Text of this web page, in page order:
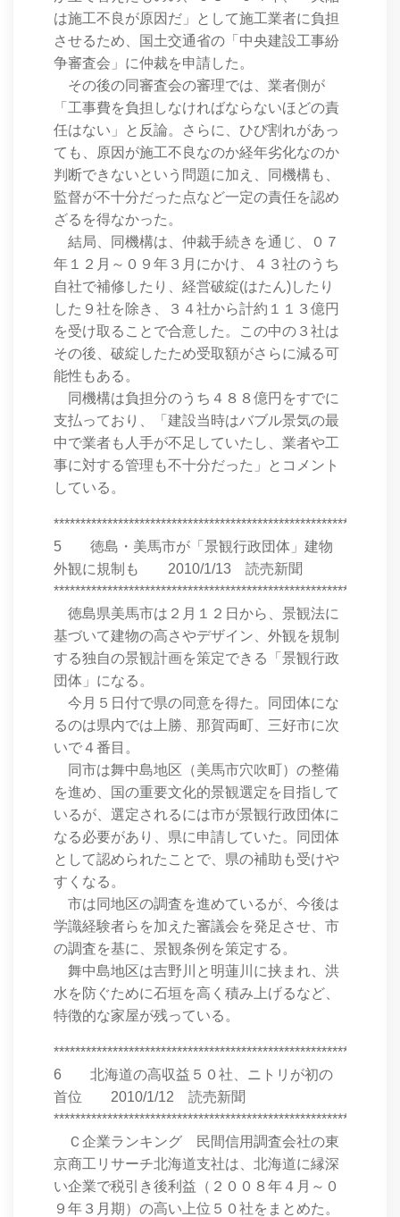
は施工不良が原因だ」として施工業者に負担
させるため、国土交通省の「中央建設工事紛
争審査会」に仲裁を申請した。
その後の同審査会の審理では、業者側が
「工事費を負担しなければならないほどの責
任はない」と反論。さらに、ひび割れがあっ
ても、原因が施工不良なのか経年劣化なのか
判断できないという問題に加え、同機構も、
監督が不十分だった点など一定の責任を認め
ざるを得なかった。
結局、同機構は、仲裁手続きを通じ、０７
年１２月～０９年３月にかけ、４３社のうち
自社で補修したり、経営破綻(はたん)したり
した９社を除き、３４社から計約１１３億円
を受け取ることで合意した。この中の３社は
その後、破綻したため受取額がさらに減る可
能性もある。
同機構は負担分のうち４８８億円をすでに
支払っており、「建設当時はバブル景気の最
中で業者も人手が不足していたし、業者や工
事に対する管理も不十分だった」とコメント
している。
5 徳島・美馬市が「景観行政団体」建物
外観に規制も 2010/1/13 読売新聞
徳島県美馬市は２月１２日から、景観法に
基づいて建物の高さやデザイン、外観を規制
する独自の景観計画を策定できる「景観行政
団体」になる。
今月５日付で県の同意を得た。同団体にな
るのは県内では上勝、那賀両町、三好市に次
いで４番目。
同市は舞中島地区（美馬市穴吹町）の整備
を進め、国の重要文化的景観選定を目指して
いるが、選定されるには市が景観行政団体に
なる必要があり、県に申請していた。同団体
として認められたことで、県の補助も受けや
すくなる。
市は同地区の調査を進めているが、今後は
学識経験者らを加えた審議会を発足させ、市
の調査を基に、景観条例を策定する。
舞中島地区は吉野川と明蓮川に挟まれ、洪
水を防ぐために石垣を高く積み上げるなど、
特徴的な家屋が残っている。
6 北海道の高収益５０社、ニトリが初の
首位 2010/1/12 読売新聞
Ｃ企業ランキング 民間信用調査会社の東
京商工リサーチ北海道支社は、北海道に縁深
い企業で税引き後利益（２００８年４月～０
９年３月期）の高い上位５０社をまとめた。